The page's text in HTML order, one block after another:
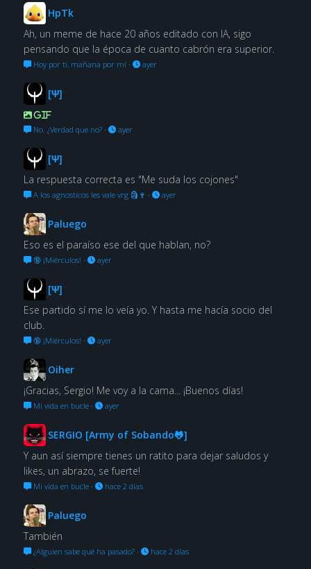
HpTk
Ah, un meme de hace 20 años editado con IA, sigo
pensando que la época de cuanto cabrón era superior.
Hoy por ti, mañana por mí· ayer
[Ψ]
GIF
No. ¿Verdad que no?· ayer
[Ψ]
La respuesta correcta es "Me suda los cojones"
A los agnosticos les vale vrg 🗿🍷 · ayer
Paluego
Eso es el paraíso ese del que hablan, no?
🔞 ¡Miérculos! · ayer
[Ψ]
Ese partido sí me lo veía yo. Y hasta me hacía socio del
club.
🔞 ¡Miérculos! · ayer
Oiher
¡Gracias, Sergio! Me voy a la cama... ¡Buenos días!
Mi vida en bucle· ayer
SERGIO [Army of Sobando🐸]
Y aun así siempre tienes un ratito para dejar saludos y
likes, un abrazo, se fuerte!
Mi vida en bucle· hace 2 días
Paluego
También
¿Alguien sabe qué ha pasado?· hace 2 días